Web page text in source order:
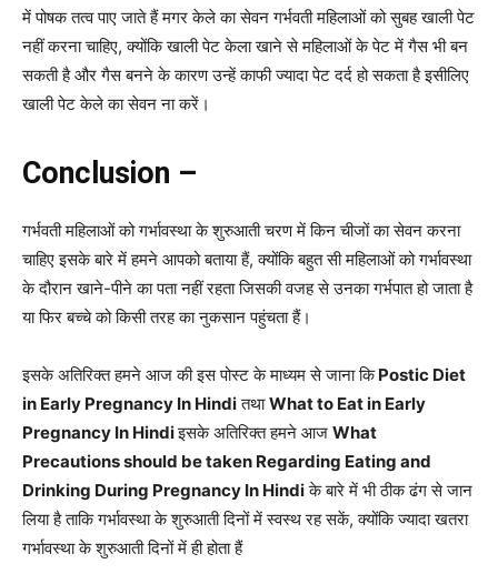
में पोषक तत्व पाए जाते हैं मगर केले का सेवन गर्भवती महिलाओं को सुबह खाली पेट
नहीं करना चाहिए, क्योंकि खाली पेट केला खाने से महिलाओं के पेट में गैस भी बन
सकती है और गैस बनने के कारण उन्हें काफी ज्यादा पेट दर्द हो सकता है इसीलिए
खाली पेट केले का सेवन ना करें।
Conclusion –
गर्भवती महिलाओं को गर्भावस्था के शुरुआती चरण में किन चीजों का सेवन करना
चाहिए इसके बारे में हमने आपको बताया हैं, क्योंकि बहुत सी महिलाओं को गर्भावस्था
के दौरान खाने-पीने का पता नहीं रहता जिसकी वजह से उनका गर्भपात हो जाता है
या फिर बच्चे को किसी तरह का नुकसान पहुंचता हैं।
इसके अतिरिक्त हमने आज की इस पोस्ट के माध्यम से जाना किPostic Diet
in Early Pregnancy In HindiतथाWhat to Eat in Early
Pregnancy In Hindiइसके अतिरिक्त हमने आज What
Precautions should be taken Regarding Eating and
Drinking During Pregnancy In Hindiके बारे में भी ठीक ढंग से जान
लिया है ताकि गर्भावस्था के शुरुआती दिनों में स्वस्थ रह सकें, क्योंकि ज्यादा खतरा
गर्भावस्था के शुरुआती दिनों में ही होता हैं